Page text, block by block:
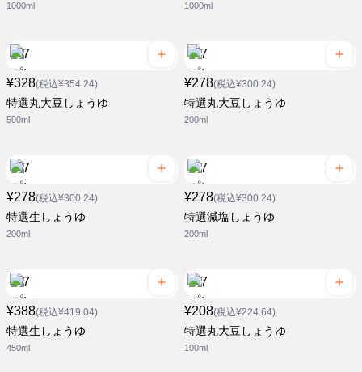
1000ml 1000ml
¥328(税込¥354.24)
特選丸大豆しょうゆ
500ml
¥278(税込¥300.24)
特選丸大豆しょうゆ
200ml
¥278(税込¥300.24)
特選生しょうゆ
200ml
¥278(税込¥300.24)
特選減塩しょうゆ
200ml
¥388(税込¥419.04)
特選生しょうゆ
450ml
¥208(税込¥224.64)
特選丸大豆しょうゆ
100ml